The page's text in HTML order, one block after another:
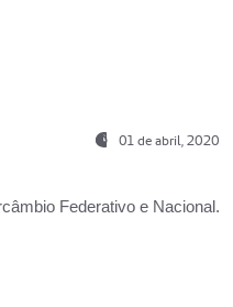
01 de abril, 2020
Federativo e Nacional.